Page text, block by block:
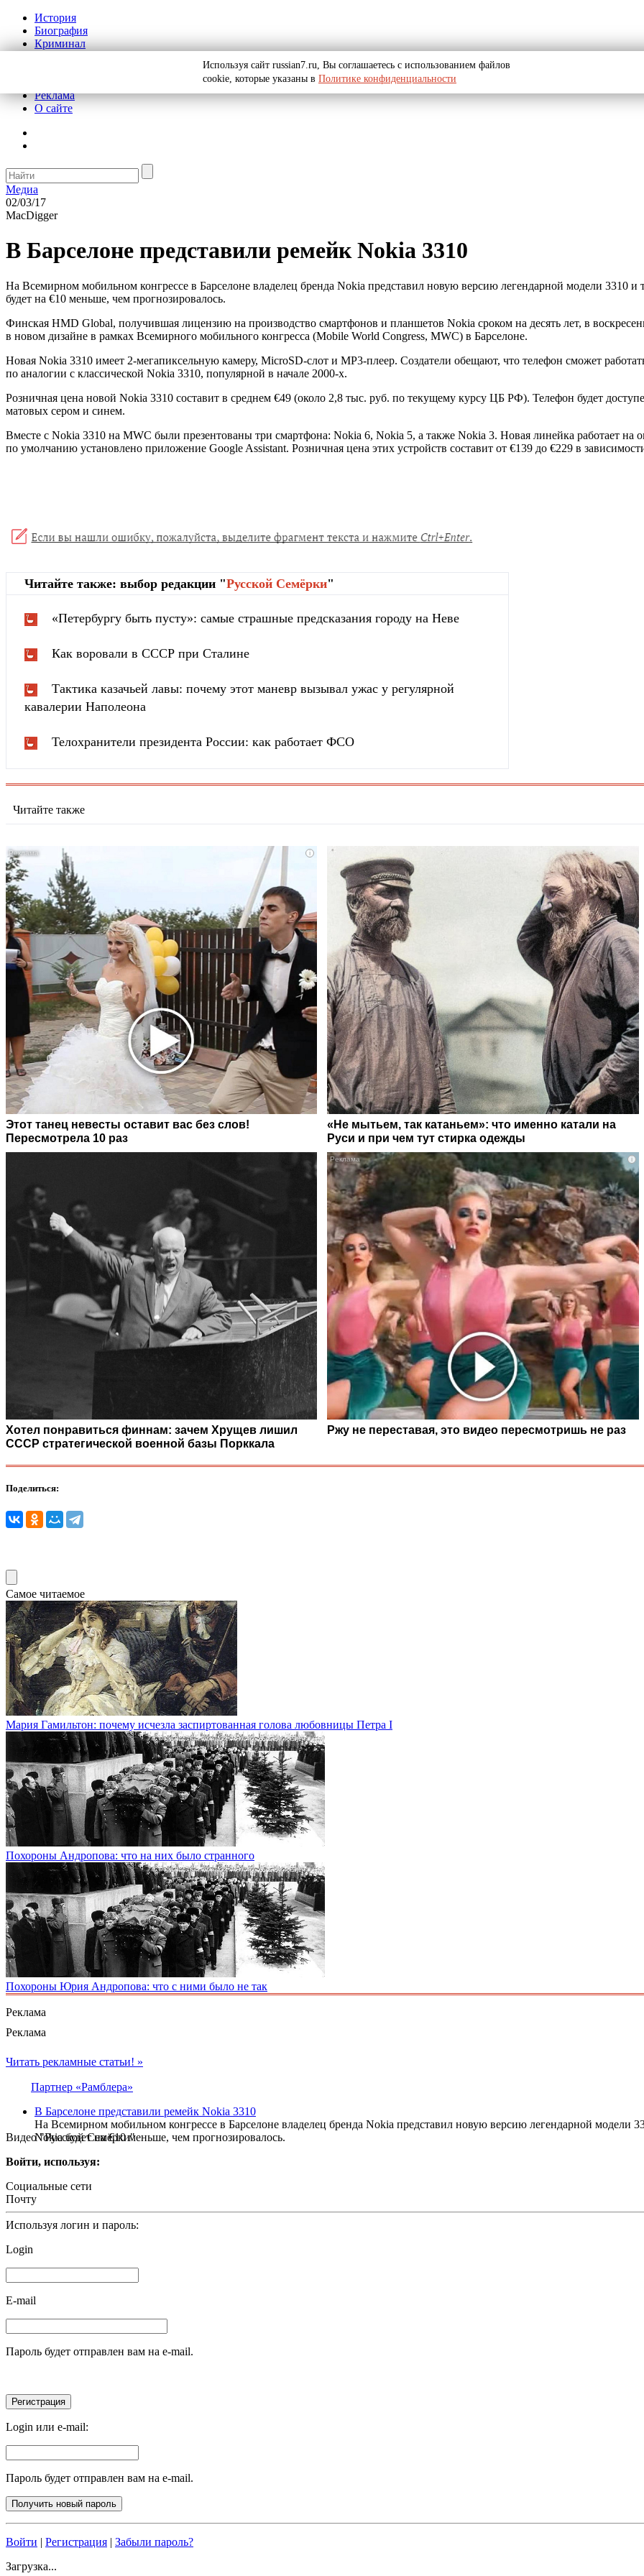
История
Биография
Криминал
Реклама
О сайте
Медиа
02/03/17
MacDigger
В Барселоне представили ремейк Nokia 3310
На Всемирном мобильном конгрессе в Барселоне владелец бренда Nokia представил новую версию легендарной модели 3310
будет на €10 меньше, чем прогнозировалось.
Финская HMD Global, получившая лицензию на производство смартфонов и планшетов Nokia сроком на десять лет, в
в новом дизайне в рамках Всемирного мобильного конгресса (Mobile World Congress, MWC) в Барселоне.
Новая Nokia 3310 имеет 2-мегапиксельную камеру, MicroSD-слот и MP3-плеер. Создатели обещают, что телефон сможет
по аналогии с классической Nokia 3310, популярной в начале 2000-х.
Розничная цена новой Nokia 3310 составит в среднем €49 (около 2,8 тыс. руб. по текущему курсу ЦБ РФ). Телефон будет
матовых сером и синем.
Вместе с Nokia 3310 на MWC были презентованы три смартфона: Nokia 6, Nokia 5, а также Nokia 3. Новая линейка работает на
по умолчанию установлено приложение Google Assistant. Розничная цена этих устройств составит от €139 до €229 в
Читайте также: выбор редакции "Русской Cемёрки"
«Петербургу быть пусту»: самые страшные предсказания городу на Неве
Как воровали в СССР при Сталине
Тактика казачьей лавы: почему этот маневр вызывал ужас у регулярной
кавалерии Наполеона
Телохранители президента России: как работает ФСО
Читайте также
i
Этот танец невесты оставит вас без слов!
Пересмотрела 10 раз
«Не мытьем, так катаньем»: что именно катали на
Руси и при чем тут стирка одежды
Хотел понравиться финнам: зачем Хрущев лишил
СССР стратегической военной базы Порккала
i
Ржу не переставая, это видео пересмотришь не раз
Поделиться:
Самое читаемое
Мария Гамильтон: почему исчезла заспиртованная голова любовницы Петра I
Похороны Андропова: что на них было странного
Похороны Юрия Андропова: что с ними было не так
Реклама
Реклама
Видео "Русской Семёрки"
Читать рекламные статьи! »
Партнер «Рамблера»
В Барселоне представили ремейк Nokia 3310
На Всемирном мобильном конгрессе в Барселоне владелец бренда Nokia представил новую версию легендарной модели
Nokia будет на €10 меньше, чем прогнозировалось.
Войти, используя:
Социальные сети
Почту
Используя логин и пароль:
Login
E-mail
Пароль будет отправлен вам на e-mail.
Login или e-mail:
Пароль будет отправлен вам на e-mail.
Войти | Регистрация | Забыли пароль?
Загрузка...
Используя сайт russian7.ru, Вы соглашаетесь с использованием файлов
cookie, которые указаны в Политике конфиденциальности